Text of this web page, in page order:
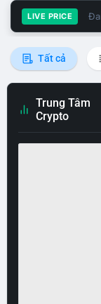
LIVE PRICE
Tất cả
Trung Tâm
Crypto